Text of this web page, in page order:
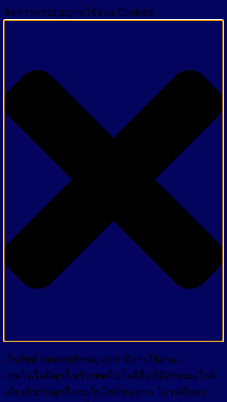
จัดการการอนุญาตใช้งาน Cookies
เว็บไซต์ moombhesaj.com มีการใช้งาน
เทคโนโลยีคุกกี้ หรือเทคโนโลยีอื่นที่มีลักษณะใกล้
เคียงกันกับคุกกี้ บนเว็บไซต์ของเรา โปรดศึกษา